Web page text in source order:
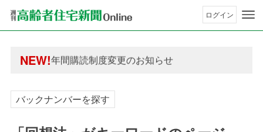
ログイン
NEW!
年間購読制度変更のお知らせ
高齢者住宅新聞 無料会員の皆様へ閲覧本数変更
高齢者住宅新聞 無料会員の皆様へ閲覧本数変更
バックナンバーを探す